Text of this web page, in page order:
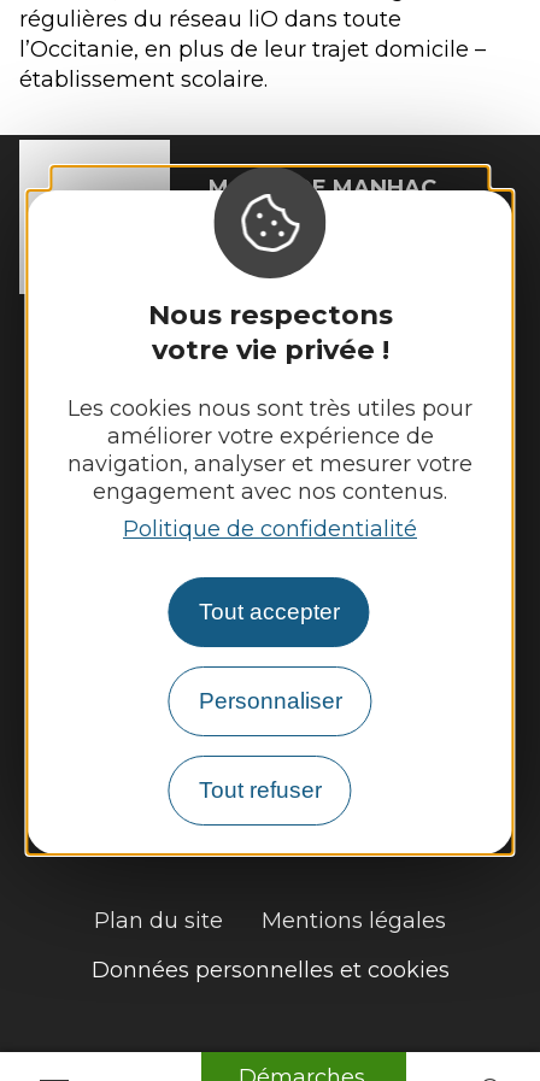
Nous respectons
votre vie privée !
Les cookies nous sont très utiles pour
améliorer votre expérience de
navigation, analyser et mesurer votre
engagement avec nos contenus.
Politique de confidentialité
Tout accepter
Personnaliser
Tout refuser
régulières du réseau liO dans toute
l’Occitanie, en plus de leur trajet domicile –
établissement scolaire.
MAIRIE DEMANHAC
15 chemin de l’Estang
12160 Manhac
Tél. :05 65 69 03 53
Horaires d'ouverture :
Lundi et mardi de 8h45 à 12h30 et de 14h
Jeudi et vendredi de 8h45 à 12h30
Nous contacter
Panneau pocket
Vie municipale
Démarches, infos pratiques
Plan du site
Mentions légales
Données personnelles et cookies